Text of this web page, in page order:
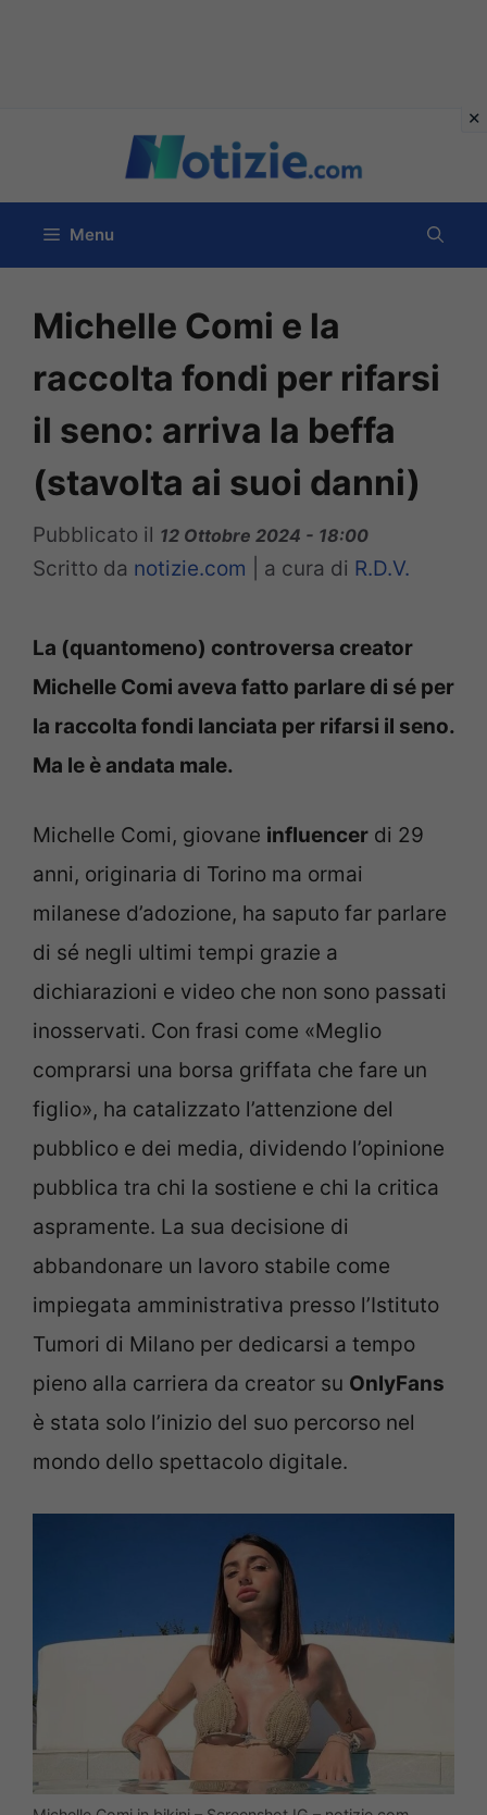
contenuto
Menu
Michelle Comi e la
raccolta fondi per rifarsi
il seno: arriva la beffa
(stavolta ai suoi danni)
Pubblicato il 12 Ottobre 2024 - 18:00
Scritto da notizie.com a cura di R.D.V.
La (quantomeno) controversa creator
Michelle Comi aveva fatto parlare di sé per
la raccolta fondi lanciata per rifarsi il seno.
Ma le è andata male.
Michelle Comi, giovane influencer di 29
anni, originaria di Torino ma ormai
milanese d’adozione, ha saputo far parlare
di sé negli ultimi tempi grazie a
dichiarazioni e video che non sono passati
inosservati. Con frasi come «Meglio
comprarsi una borsa griffata che fare un
figlio», ha catalizzato l’attenzione del
pubblico e dei media, dividendo l’opinione
pubblica tra chi la sostiene e chi la critica
aspramente. La sua decisione di
abbandonare un lavoro stabile come
impiegata amministrativa presso l’Istituto
Tumori di Milano per dedicarsi a tempo
pieno alla carriera da creator su OnlyFans
è stata solo l’inizio del suo percorso nel
mondo dello spettacolo digitale.